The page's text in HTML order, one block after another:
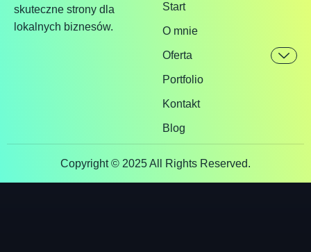
skuteczne strony dla
lokalnych biznesów.
Start
O mnie
Oferta
Portfolio
Kontakt
Blog
Copyright © 2025 All Rights Reserved.